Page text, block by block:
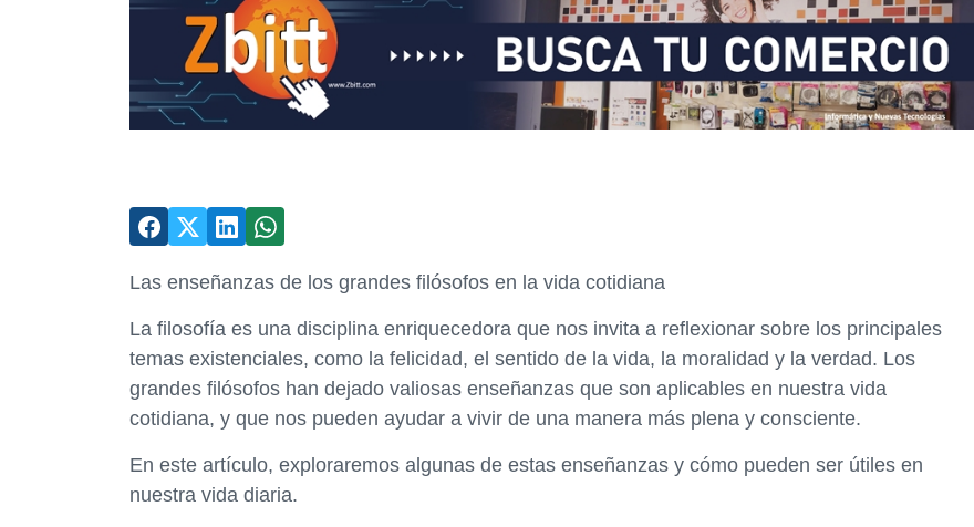
Las enseñanzas de los grandes filósofos en la vida cotidiana
La filosofía es una disciplina enriquecedora que nos invita a reflexionar sobre los principales
temas existenciales, como la felicidad, el sentido de la vida, la moralidad y la verdad. Los
grandes filósofos han dejado valiosas enseñanzas que son aplicables en nuestra vida
cotidiana, y que nos pueden ayudar a vivir de una manera más plena y consciente.
En este artículo, exploraremos algunas de estas enseñanzas y cómo pueden ser útiles en
nuestra vida diaria.